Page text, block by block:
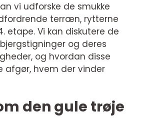
vi udforske de smukke
terræn, rytterne
etape. Vi kan diskutere de
og deres
og hvordan disse
afgør, hvem der vinder
den gule trøje